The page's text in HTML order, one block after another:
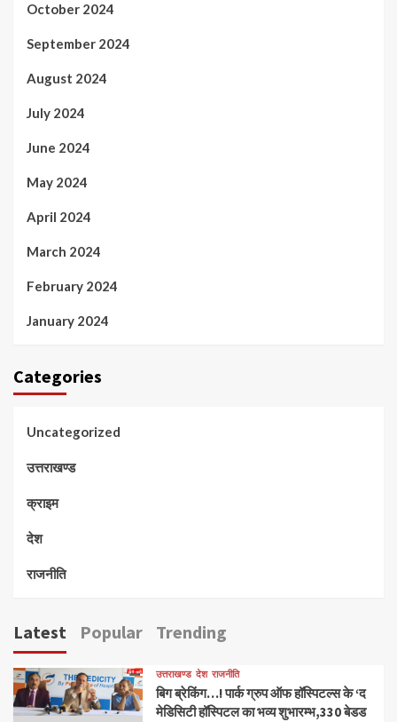
October 2024
September 2024
August 2024
July 2024
June 2024
May 2024
April 2024
March 2024
February 2024
January 2024
Categories
Uncategorized
उत्तराखण्ड
क्राइम
देश
राजनीति
Latest Popular Trending
उत्तराखण्ड देश राजनीति
बिग ब्रेकिंग…! पार्क ग्रुप ऑफ हॉस्पिटल्स के ‘द
मेडिसिटी हॉस्पिटल का भव्य शुभारम्भ,330 बेडड